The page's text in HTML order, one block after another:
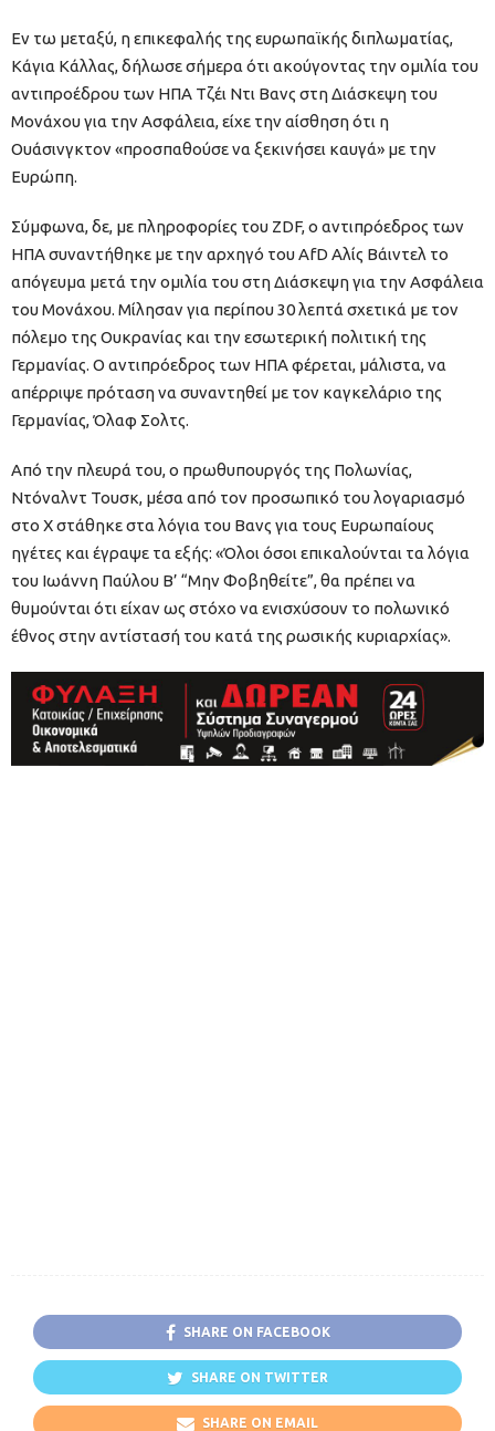
Εν τω μεταξύ, η επικεφαλής της ευρωπαϊκής διπλωματίας,
Κάγια Κάλλας, δήλωσε σήμερα ότι ακούγοντας την ομιλία του
αντιπροέδρου των ΗΠΑ Τζέι Ντι Βανς στη Διάσκεψη του
Μονάχου για την Ασφάλεια, είχε την αίσθηση ότι η
Ουάσινγκτον «προσπαθούσε να ξεκινήσει καυγά» με την
Ευρώπη.
Σύμφωνα, δε, με πληροφορίες του ZDF, ο αντιπρόεδρος των
ΗΠΑ συναντήθηκε με την αρχηγό του AfD Αλίς Βάιντελ το
απόγευμα μετά την ομιλία του στη Διάσκεψη για την Ασφάλεια
του Μονάχου. Μίλησαν για περίπου 30 λεπτά σχετικά με τον
πόλεμο της Ουκρανίας και την εσωτερική πολιτική της
Γερμανίας. Ο αντιπρόεδρος των ΗΠΑ φέρεται, μάλιστα, να
απέρριψε πρόταση να συναντηθεί με τον καγκελάριο της
Γερμανίας, Όλαφ Σολτς.
Από την πλευρά του, ο πρωθυπουργός της Πολωνίας,
Ντόναλντ Τουσκ, μέσα από τον προσωπικό του λογαριασμό
στο Χ στάθηκε στα λόγια του Βανς για τους Ευρωπαίους
ηγέτες και έγραψε τα εξής: «Όλοι όσοι επικαλούνται τα λόγια
του Ιωάννη Παύλου Β’ “Μην Φοβηθείτε”, θα πρέπει να
θυμούνται ότι είχαν ως στόχο να ενισχύσουν το πολωνικό
έθνος στην αντίστασή του κατά της ρωσικής κυριαρχίας».
SHARE ON FACEBOOK
SHARE ON TWITTER
SHARE ON EMAIL